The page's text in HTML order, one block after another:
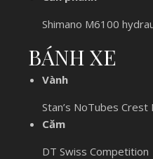
Shimano M6100
BÁNH XE
Vành
Stan’s NoTubes
Căm
DT Swiss Competition